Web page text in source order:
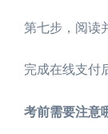
第七步，阅读
完成在线支付
考前需要注意